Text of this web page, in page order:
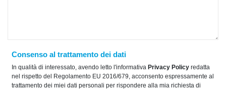
Consenso al trattamento dei dati
In qualità di interessato, avendo letto l'informativa Privacy Policy redatta
nel rispetto del Regolamento EU 2016/679, acconsento espressamente al
trattamento dei miei dati personali per rispondere alla mia richiesta di